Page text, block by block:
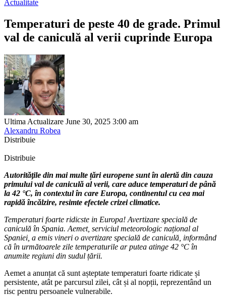
Actualitate
Temperaturi de peste 40 de grade. Primul
val de caniculă al verii cuprinde Europa
Ultima Actualizare June 30, 2025 3:00 am
Alexandru Robea
Distribuie
Distribuie
Autorităţile din mai multe țări europene sunt în alertă din cauza
primului val de caniculă al verii, care aduce temperaturi de până
la 42 °C, în contextul în care Europa, continentul cu cea mai
rapidă încălzire, resimte efectele crizei climatice.
Temperaturi foarte ridicste in Europa! Avertizare specială de
caniculă în Spania. Aemet, serviciul meteorologic național al
Spaniei, a emis vineri o avertizare specială de caniculă, informând
că în următoarele zile temperaturile ar putea atinge 42 °C în
anumite regiuni din sudul țării.
Aemet a anunțat că sunt așteptate temperaturi foarte ridicate și
persistente, atât pe parcursul zilei, cât și al nopții, reprezentând un
risc pentru persoanele vulnerabile.